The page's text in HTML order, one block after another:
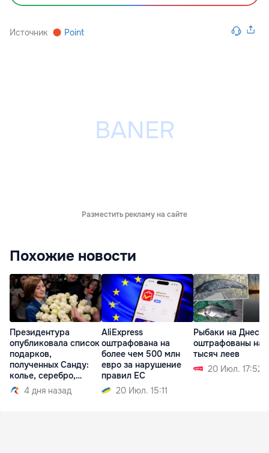
Источник Point
Разместить рекламу на сайте
Похожие новости
Президентура
опубликовала список
подарков,
полученных Санду:
колье, серебро,
ковер4 дня назад
AliExpress
оштрафована на
более чем 500 млн
евро за нарушение
правил ЕС
20 Июл. 15:11
Рыбаки на
оштрафованы на
тысяч леев
20 Июл. 17:52